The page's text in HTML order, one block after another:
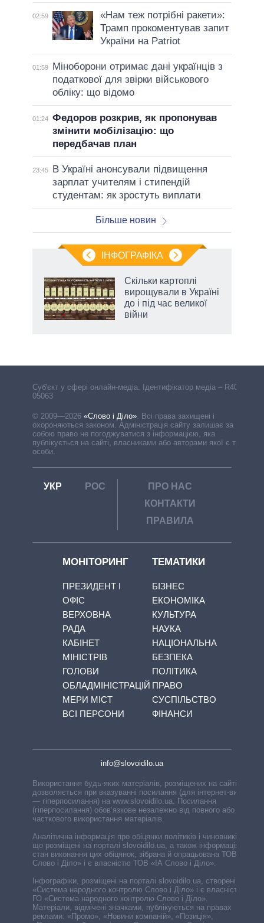
02:59
«Нам теж потрібні ракети»:
Трамп прокоментував запит
України на Patriot
01:59
Міноборони отримає дані українців з
податкової для звірки військового
обліку: що відомо
01:24 Федоров розкрив, як пропонував
змінити мобілізацію: що
передбачав план
23:45
В Україні анонсували підвищення
зарплат учителям і стипендій
студентам: як зростуть виплати
Більше новин
ІНФОГРАФІКА
Скільки картоплі
вирощували в Україні
до і під час великої
війни
Cуб'єкт у сфері онлайн-медіа. Ідентифікатор медіа – R40-
05063
© 2009—2026 «Слово і Діло»
Всі права захищені і
охороняються законом. Адміністрація сайту залишає за
собою право не погоджуватися з інформацією, яка
публікується на сайті, власниками або авторами якої є треті
особи.
УКР РОС
ПРО НАС
КОНТАКТИ
ПРАВИЛА
МОНІТОРИНГ
ПРЕЗИДЕНТ І
ОФІС
ВЕРХОВНА
РАДА
КАБІНЕТ
МІНІСТРІВ
ГОЛОВИ
ОБЛАДМІНІСТРАЦІЙ
МЕРИ МІСТ
ВСІ ПЕРСОНИ
ТЕМАТИКИ
БІЗНЕС
ЕКОНОМІКА
КУЛЬТУРА
НАУКА
НАЦІОНАЛЬНА
БЕЗПЕКА
ПОЛІТИКА
ПРАВО
СУСПІЛЬСТВО
ФІНАНСИ
info@slovoidilo.ua
Використання будь-яких матеріалів, розміщених на сайті,
дозволяється при вказуванні посилання (для інтернет-видань
— гіперпосилання) на www.slovoidilo.ua. Посилання
(гіперпосилання) обов’язкове незалежно від повного або
часткового використання матеріалів.
Аналітична інформація про обіцянки політиків і чиновників,
що розміщені на порталі slovoidilo.ua, а також інформація про
стан виконання цих обіцянок, зібрана й опрацьована ТОВ «ІА
Слово і Діло» і є власністю ТОВ «ІА Слово і Діло».
Інфографіки, розміщені на порталі slovoidilo.ua, створені ГО
«Система народного контролю Слово і Діло» і є власністю
ГО «Система народного контролю Слово і Діло».
Матеріали, відмічені значками, публікуються на правах
реклами: «Промо», «Новини компаній», «Позиція»,